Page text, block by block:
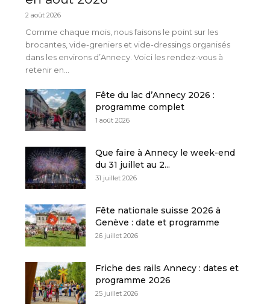
2 août 2026
Comme chaque mois, nous faisons le point sur les
brocantes, vide-greniers et vide-dressings organisés
dans les environs d’Annecy. Voici les rendez-vous à
retenir en...
Fête du lac d’Annecy 2026 :
programme complet
1 août 2026
Que faire à Annecy le week-end
du 31 juillet au 2...
31 juillet 2026
Fête nationale suisse 2026 à
Genève : date et programme
26 juillet 2026
Friche des rails Annecy : dates et
programme 2026
25 juillet 2026